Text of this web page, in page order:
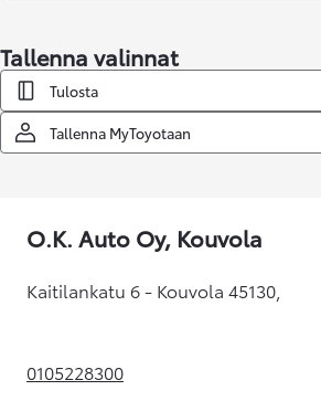
Tallenna valinnat
Tulosta
Tallenna MyToyotaan
O.K. Auto Oy, Kouvola
Kaitilankatu 6 - Kouvola 45130,
0105228300(Aukeaa uudessa välilehdessä)